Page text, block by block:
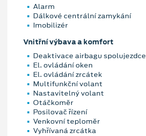
Alarm
Dálkové centrální zamykání
Imobilizér
Vnitřní výbava a komfort
Deaktivace airbagu spolujezdce
El. ovládání oken
El. ovládání zrcátek
Multifunkční volant
Nastavitelný volant
Otáčkoměr
Posilovač řízení
Venkovní teploměr
Vyhřívaná zrcátka